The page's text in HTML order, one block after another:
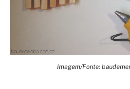
Imagem/Fonte: